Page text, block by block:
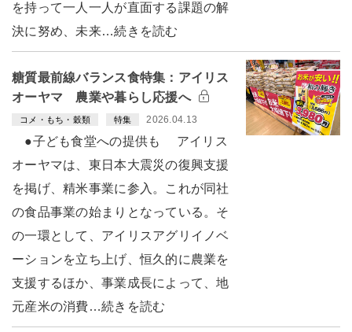
を持って一人一人が直面する課題の解
決に努め、未来…続きを読む
糖質最前線バランス食特集：アイリス
オーヤマ 農業や暮らし応援へ
コメ・もち・穀類 特集 2026.04.13
●子ども食堂への提供も アイリス
オーヤマは、東日本大震災の復興支援
を掲げ、精米事業に参入。これが同社
の食品事業の始まりとなっている。そ
の一環として、アイリスアグリイノベ
ーションを立ち上げ、恒久的に農業を
支援するほか、事業成長によって、地
元産米の消費…続きを読む